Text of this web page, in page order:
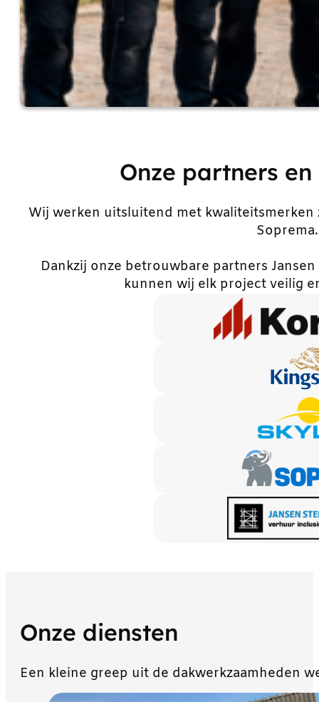
Onze partners
Wij werken uitsluitend met kwaliteitsmerken
Soprema.
Dankzij onze betrouwbare partners
kunnen wij elk project veilig
Onze diensten
Een kleine greep uit de dakwerkzaamheden